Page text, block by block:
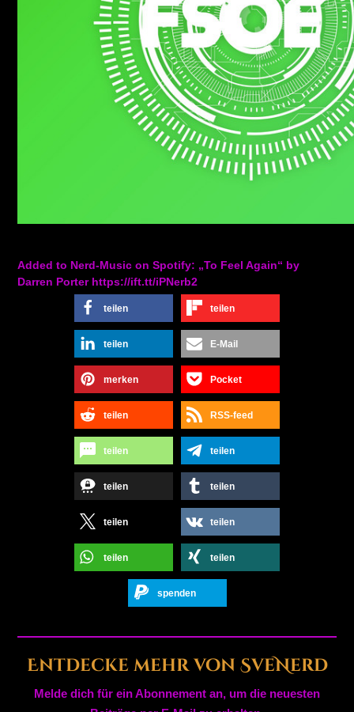
Added to Nerd-Music on Spotify: „To Feel Again“ by
Darren Porter https://ift.tt/iPNerb2
teilen teilen
teilen E-Mail
merken Pocket
teilen RSS-feed
teilen teilen
teilen teilen
teilen teilen
teilen teilen
spenden
Entdecke mehr von SveNerd
Melde dich für ein Abonnement an, um die neuesten